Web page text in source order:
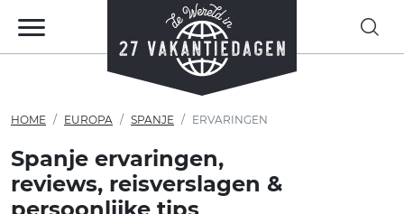
HOME EUROPA SPANJE ERVARINGEN
Spanje ervaringen,
reviews, reisverslagen &